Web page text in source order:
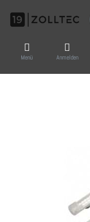
Menü Anmelden